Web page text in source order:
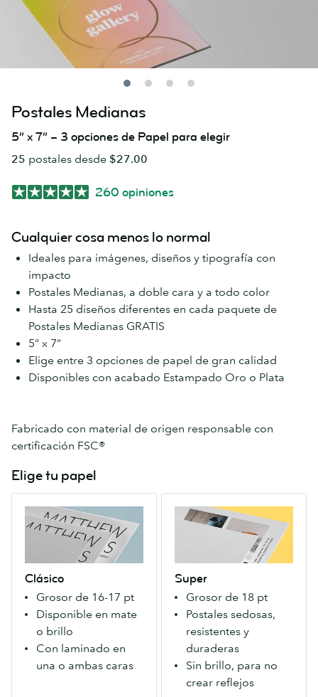
Postales Medianas
5” x 7” – 3 opciones de Papel para elegir
25 postales desde $27.00
260 opiniones
Cualquier cosa menos lo normal
Ideales para imágenes, diseños y tipografía con
impacto
Postales Medianas, a doble cara y a todo color
Hasta 25 diseños diferentes en cada paquete de
Postales Medianas GRATIS
5” x 7”
Elige entre 3 opciones de papel de gran calidad
Disponibles con acabado Estampado Oro o Plata
Fabricado con material de origen responsable con
certificación FSC®
Elige tu papel
Clásico
Grosor de 16-17 pt
Disponible en mate
o brillo
Con laminado en
una o ambas caras
Nuestro
fantástico
con
una
gran
calidad-
precio
Super
Grosor de 18 pt
Postales sedosas,
resistentes y
duraderas
Sin brillo, para no
crear reflejos
que
causa
una
primera
impresión
duradera.
Disponible